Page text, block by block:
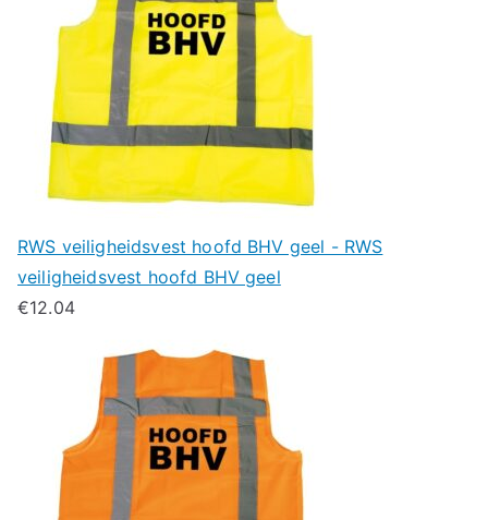
RWS veiligheidsvest hoofd BHV geel - RWS
veiligheidsvest hoofd BHV geel
€12.04